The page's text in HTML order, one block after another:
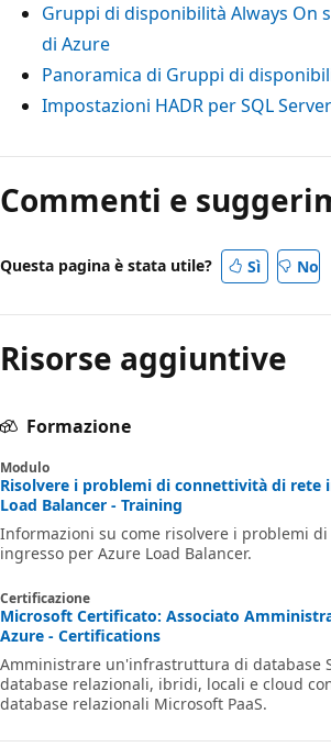
Gruppi di disponibilità Always On
di Azure
Panoramica di Gruppi di
Impostazioni HADR per SQL
Commenti e
Questa pagina è stata utile? Sì No
Risorse aggiuntive
Formazione
Modulo
Risolvere i problemi di connettività di rete
Load Balancer - Training
Informazioni su come risolvere i problemi
ingresso per Azure Load Balancer.
Certificazione
Microsoft Certificato: Associato
Azure - Certifications
Amministrare un'infrastruttura di database
database relazionali, ibridi, locali e cloud
database relazionali Microsoft PaaS.